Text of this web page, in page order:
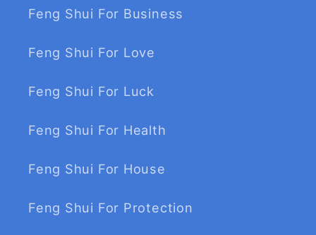
Feng Shui For Business
Feng Shui For Love
Feng Shui For Luck
Feng Shui For Health
Feng Shui For House
Feng Shui For Protection